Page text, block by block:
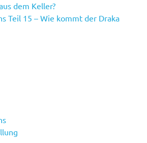
dem Keller?
Teil 15 – Wie kommt der Draka